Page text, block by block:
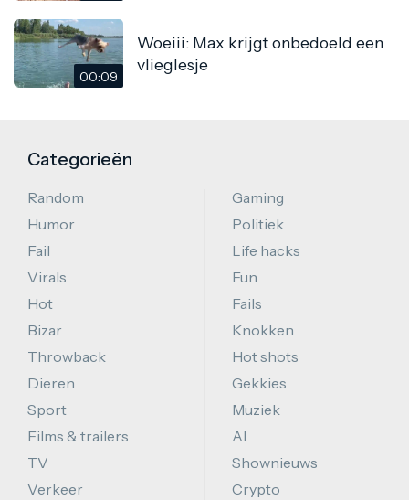
00:09
Woeiii: Max krijgt onbedoeld een
vlieglesje
Categorieën
Random
Humor
Fail
Virals
Hot
Bizar
Throwback
Dieren
Sport
Films & trailers
TV
Verkeer
Gaming
Politiek
Life hacks
Fun
Fails
Knokken
Hot shots
Gekkies
Muziek
AI
Shownieuws
Crypto